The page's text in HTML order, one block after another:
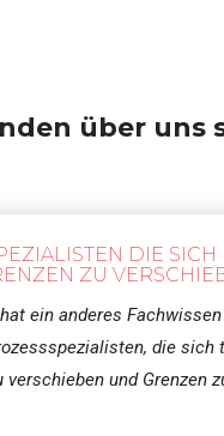
über uns
DIE SICH
ZU
ein anderes
die sich
verschieben und Grenzen